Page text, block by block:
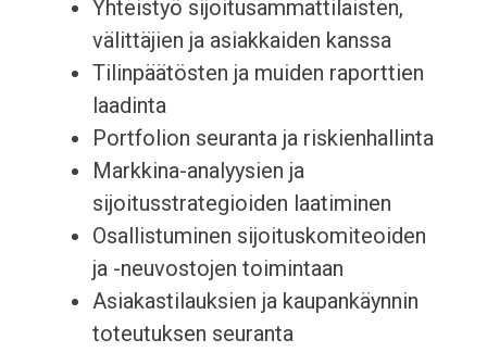
Yhteistyö sijoitusammattilaisten,
välittäjien ja asiakkaiden kanssa
Tilinpäätösten ja muiden raporttien
laadinta
Portfolion seuranta ja riskienhallinta
Markkina-analyysien ja
sijoitusstrategioiden laatiminen
Osallistuminen sijoituskomiteoiden
ja -neuvostojen toimintaan
Asiakastilauksien ja kaupankäynnin
toteutuksen seuranta